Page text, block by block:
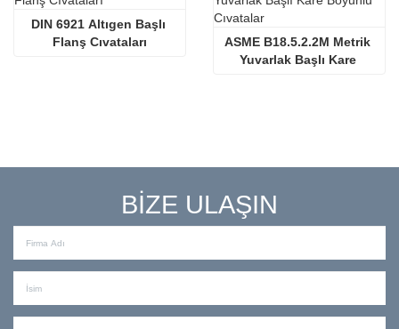
DIN 6921 Altıgen Başlı
Flanş Cıvataları
ASME B18.5.2.2M Metrik
Yuvarlak Başlı Kare
BİZE ULAŞIN